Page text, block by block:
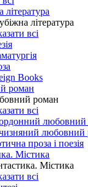
література
література
всі
Books
роман
роман
всі
любовний
любовний
проза і поезія
Містика
Містика
всі